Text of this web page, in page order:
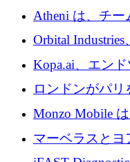
目を向けている
1億ユーロを突破
Atheni は、チ
用を支援するた
Orbital
トラクチャ シス
確保
Kopa.ai、エン
用の AI エージ
万ユーロを調達
ロンドンがパ
の座を奪還
Monzo Mobile
を与える
マーベラスとヨ
の商業化ギャッ